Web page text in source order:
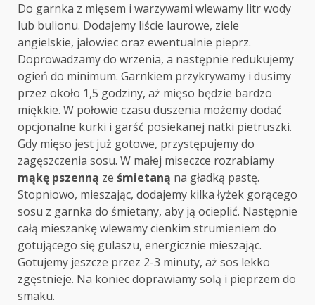
Do garnka z mięsem i warzywami wlewamy litr wody
lub bulionu. Dodajemy liście laurowe, ziele
angielskie, jałowiec oraz ewentualnie pieprz.
Doprowadzamy do wrzenia, a następnie redukujemy
ogień do minimum. Garnkiem przykrywamy i dusimy
przez około 1,5 godziny, aż mięso będzie bardzo
miękkie. W połowie czasu duszenia możemy dodać
opcjonalne kurki i garść posiekanej natki pietruszki.
Gdy mięso jest już gotowe, przystępujemy do
zagęszczenia sosu. W małej miseczce rozrabiamy
mąkę pszenną ze śmietaną na gładką pastę.
Stopniowo, mieszając, dodajemy kilka łyżek gorącego
sosu z garnka do śmietany, aby ją ocieplić. Następnie
całą mieszankę wlewamy cienkim strumieniem do
gotującego się gulaszu, energicznie mieszając.
Gotujemy jeszcze przez 2-3 minuty, aż sos lekko
zgęstnieje. Na koniec doprawiamy solą i pieprzem do
smaku.